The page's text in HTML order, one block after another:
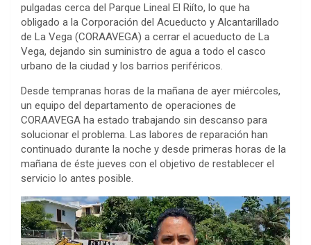
pulgadas cerca del Parque Lineal El Riíto, lo que ha
obligado a la Corporación del Acueducto y Alcantarillado
de La Vega (CORAAVEGA) a cerrar el acueducto de La
Vega, dejando sin suministro de agua a todo el casco
urbano de la ciudad y los barrios periféricos.
Desde tempranas horas de la mañana de ayer miércoles,
un equipo del departamento de operaciones de
CORAAVEGA ha estado trabajando sin descanso para
solucionar el problema. Las labores de reparación han
continuado durante la noche y desde primeras horas de la
mañana de éste jueves con el objetivo de restablecer el
servicio lo antes posible.